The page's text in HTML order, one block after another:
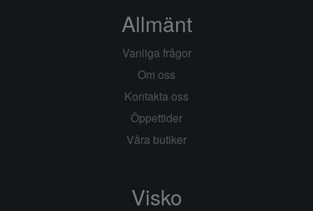
Allmänt
Vanliga frågor
Om oss
Kontakta oss
Öppettider
Våra butiker
Visko